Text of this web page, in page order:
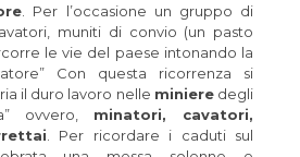
. Per l’occasione un gruppo di
muniti di convio (un pasto
le vie del paese intonando la
Con questa ricorrenza si
il duro lavoro nelle minieredegli
ovvero, minatori, cavatori,
. Per ricordare i caduti sul